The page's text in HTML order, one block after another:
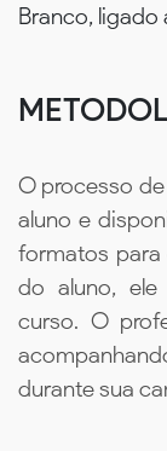
Branco, ligado
O processo
aluno e
formatos para
do aluno,
curso. O
durante sua